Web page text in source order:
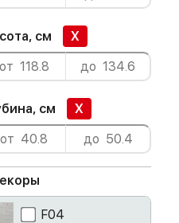
см X
см X
F04